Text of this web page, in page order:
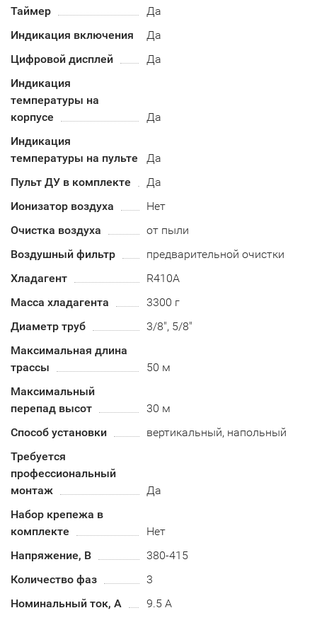
Таймер
Да
Индикация включения
Да
Цифровой дисплей
Да
Индикация
температуры на
корпусе
Да
Индикация
температуры на пульте
Да
Пульт ДУ в комплекте
Да
Ионизатор воздуха
Нет
Очистка воздуха
от пыли
Воздушный фильтр
предварительной очистки
Хладагент
R410А
Масса хладагента
3300 г
Диаметр труб
3/8", 5/8"
Максимальная длина
трассы
50 м
Максимальный
перепад высот
30 м
Способ установки
вертикальный, напольный
Требуется
профессиональный
монтаж
Да
Набор крепежа в
комплекте
Нет
Напряжение, В
380-415
Количество фаз
3
Номинальный ток, А
9.5 А